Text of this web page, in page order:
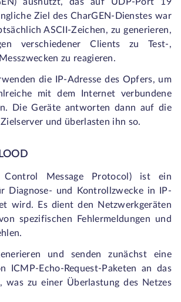
Ziel des CharGEN-Dienstes war
ASCII-Zeichen, zu generieren,
verschiedener Clients zu Test-,
zu reagieren.
die IP-Adresse des Opfers, um
mit dem Internet verbundene
Die Geräte antworten dann auf die
und überlasten ihn so.
Control Message Protocol) ist ein
Diagnose- und Kontrollzwecke in IP-
wird. Es dient den Netzwerkgeräten
spezifischen Fehlermeldungen und
und senden zunächst eine
ICMP-Echo-Request-Paketen an das
was zu einer Überlastung des Netzes